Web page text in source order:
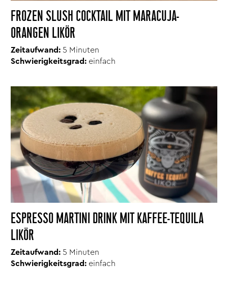
FROZEN SLUSH COCKTAIL MIT MARACUJA-
ORANGEN LIKÖR
Zeitaufwand: 5 Minuten
Schwierigkeitsgrad: einfach
ESPRESSO MARTINI DRINK MIT KAFFEE-TEQUILA
LIKÖR
Zeitaufwand: 5 Minuten
Schwierigkeitsgrad: einfach